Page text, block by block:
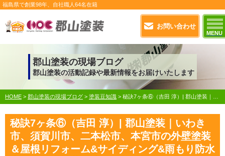
お問い合わせ
MENU
福島県で創業98年 、自社職人 64名在籍
郡山塗装の現場ブログ
郡山塗装の活動記録や最新情報をお届けいたします
HOME > 郡山塗装の現場ブログ > 塗装豆知識 > 秘訣7ヶ条⑥（吉田 淳）| 郡山塗装｜いわき市、須賀川市、二本松市、本宮市の外壁塗装＆屋根リフォーム&サイディング&雨もり防水専門店郡山塗装、適正価格で評判の見積もりを実現
秘訣7ヶ条⑥（吉田 淳）| 郡山塗装｜いわき
市、須賀川市、二本松市、本宮市の外壁塗装
＆屋根リフォーム&サイディング&雨もり防水